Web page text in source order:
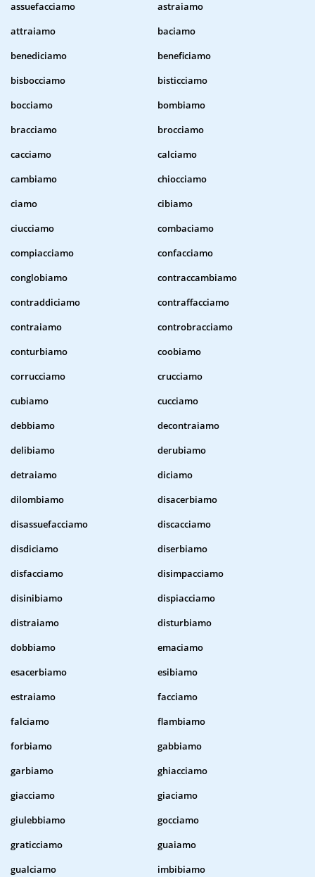
assuefacciamo
astraiamo
attraiamo
baciamo
benediciamo
beneficiamo
bisbocciamo
bisticciamo
bocciamo
bombiamo
bracciamo
brocciamo
cacciamo
calciamo
cambiamo
chiocciamo
ciamo
cibiamo
ciucciamo
combaciamo
compiacciamo
confacciamo
conglobiamo
contraccambiamo
contraddiciamo
contraffacciamo
contraiamo
controbracciamo
conturbiamo
coobiamo
corrucciamo
crucciamo
cubiamo
cucciamo
debbiamo
decontraiamo
delibiamo
derubiamo
detraiamo
diciamo
dilombiamo
disacerbiamo
disassuefacciamo
discacciamo
disdiciamo
diserbiamo
disfacciamo
disimpacciamo
disinibiamo
dispiacciamo
distraiamo
disturbiamo
dobbiamo
emaciamo
esacerbiamo
esibiamo
estraiamo
facciamo
falciamo
flambiamo
forbiamo
gabbiamo
garbiamo
ghiacciamo
giacciamo
giaciamo
giulebbiamo
gocciamo
graticciamo
guaiamo
gualciamo
imbibiamo